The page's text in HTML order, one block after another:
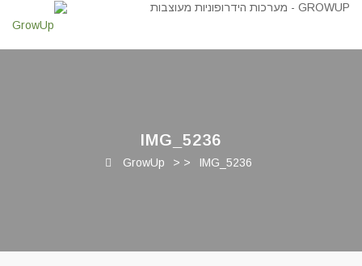
IMG_5236
GrowUp > > IMG_5236